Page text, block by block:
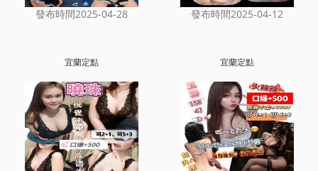
發布時間2025-04-28 發布時間2025-04-12
宜蘭定點 宜蘭定點